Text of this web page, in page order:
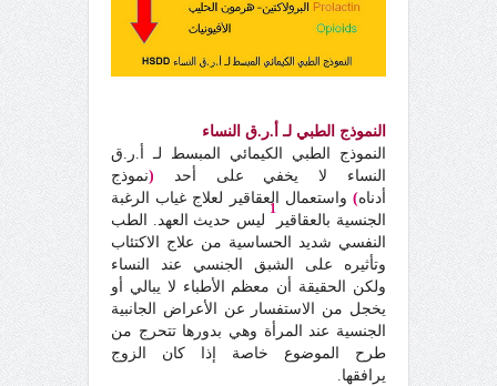
النموذج الطبي لـ أ.ر.ق النساء
النموذج الطبي الكيمائي المبسط لـ أ.ر.ق
النساء لا يخفي على أحد (نموذج
أدناه) واستعمال العقاقير لعلاج غياب الرغبة
الجنسية بالعقاقير
1
ليس حديث العهد. الطب
النفسي شديد الحساسية من علاج الاكتئاب
وتأثيره على الشبق الجنسي عند النساء
ولكن الحقيقة أن معظم الأطباء لا يبالي أو
يخجل من الاستفسار عن الأعراض الجانبية
الجنسية عند المرأة وهي بدورها تتحرج من
طرح الموضوع خاصة إذا كان الزوج
يرافقها.